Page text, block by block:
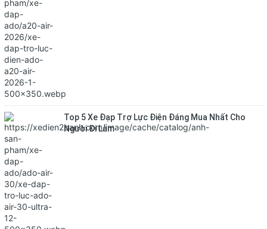
Top 5 Xe Đạp Trợ Lực Điện Đáng Mua Nhất Cho
Người Đi Làm